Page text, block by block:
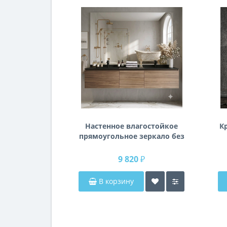
Настенное влагостойкое
прямоугольное зеркало без
см (1400 мм)
9 820 ₽
В корзину